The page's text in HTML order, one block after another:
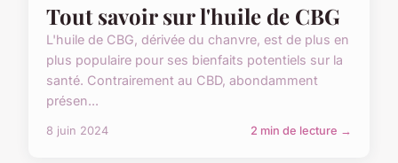
Tout savoir sur l'huile de CBG
L'huile de CBG, dérivée du chanvre, est de plus en
plus populaire pour ses bienfaits potentiels sur la
santé. Contrairement au CBD, abondamment
présen...
8 juin 2024 2 min de lecture →